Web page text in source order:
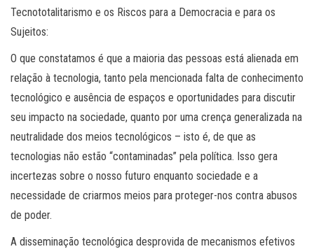
Tecnototalitarismo e os Riscos para a Democracia e para os
Sujeitos:
O que constatamos é que a maioria das pessoas está alienada em
relação à tecnologia, tanto pela mencionada falta de conhecimento
tecnológico e ausência de espaços e oportunidades para discutir
seu impacto na sociedade, quanto por uma crença generalizada na
neutralidade dos meios tecnológicos – isto é, de que as
tecnologias não estão “contaminadas” pela política. Isso gera
incertezas sobre o nosso futuro enquanto sociedade e a
necessidade de criarmos meios para proteger-nos contra abusos
de poder.
A disseminação tecnológica desprovida de mecanismos efetivos